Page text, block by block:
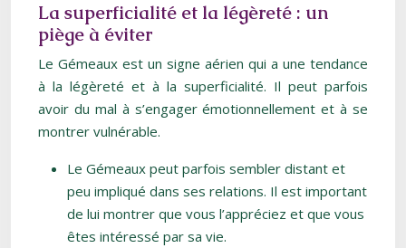
La superficialité et la légèreté : un
piège à éviter
Le Gémeaux est un signe aérien qui a une tendance
à la légèreté et à la superficialité. Il peut parfois
avoir du mal à s’engager émotionnellement et à se
montrer vulnérable.
Le Gémeaux peut parfois sembler distant et
peu impliqué dans ses relations. Il est important
de lui montrer que vous l’appréciez et que vous
êtes intéressé par sa vie.